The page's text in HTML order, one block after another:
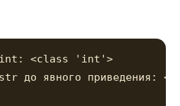
<class 'int'>
до явного приведения: